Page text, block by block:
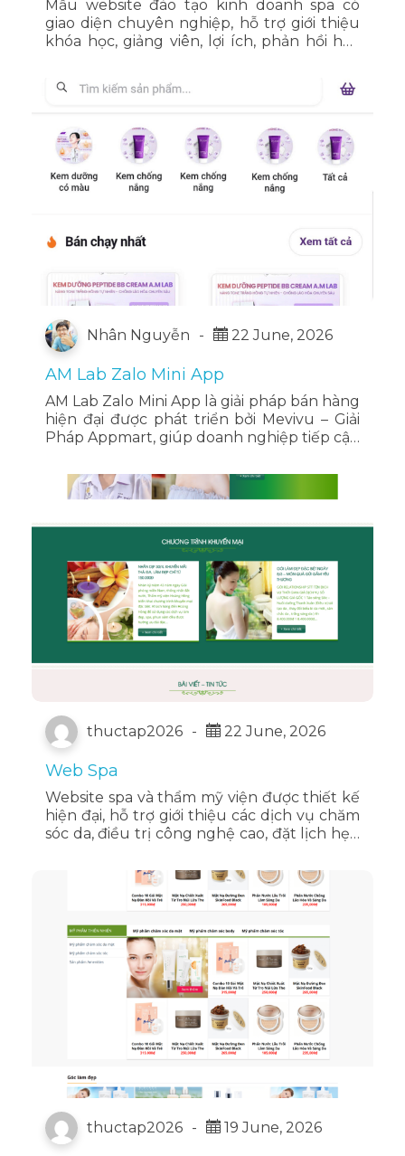
Mẫu website đào tạo kinh doanh spa có
giao diện chuyên nghiệp, hỗ trợ giới thiệu
khóa học, giảng viên, lợi ích, phản hồi học
Nhân Nguyễn - 22 June, 2026
AM Lab Zalo Mini App
AM Lab Zalo Mini App là giải pháp bán hàng
hiện đại được phát triển bởi Mevivu – Giải
Pháp Appmart, giúp doanh nghiệp tiếp cận
tảng Zalo mà không cần cài đặt ứng dụng
riêng.
thuctap2026 - 22 June, 2026
Web Spa
Website spa và thẩm mỹ viện được thiết kế
hiện đại, hỗ trợ giới thiệu các dịch vụ chăm
sóc da, điều trị công nghệ cao, đặt lịch hẹn
mang đến trải nghiệm chuyên nghiệp cho
thuctap2026 - 19 June, 2026